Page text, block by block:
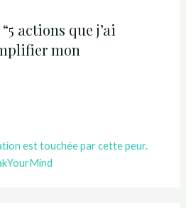
actions que j’ai
mon
est touchée par cette peur.